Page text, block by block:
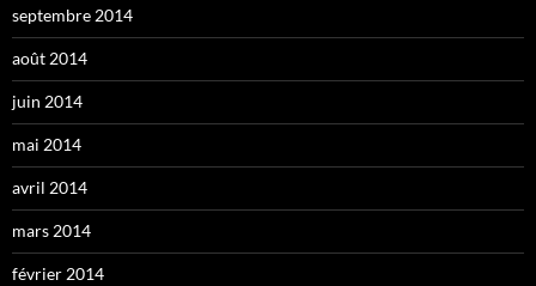
septembre 2014
août 2014
juin 2014
mai 2014
avril 2014
mars 2014
février 2014